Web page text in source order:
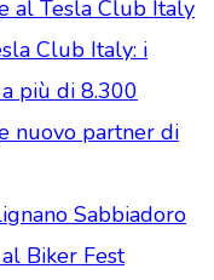
al Tesla Club Italy
Club Italy: i
più di 8.300
nuovo partner di
Sabbiadoro
Biker Fest